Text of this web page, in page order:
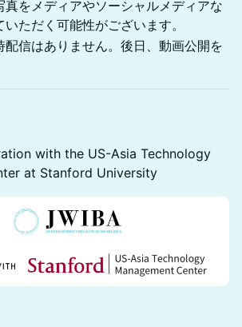
真をメディアやソーシャルメディアな
ただく可能性がございます。
配信はありません。後日、動画公開を
with the US-Asia Technology
at Stanford University